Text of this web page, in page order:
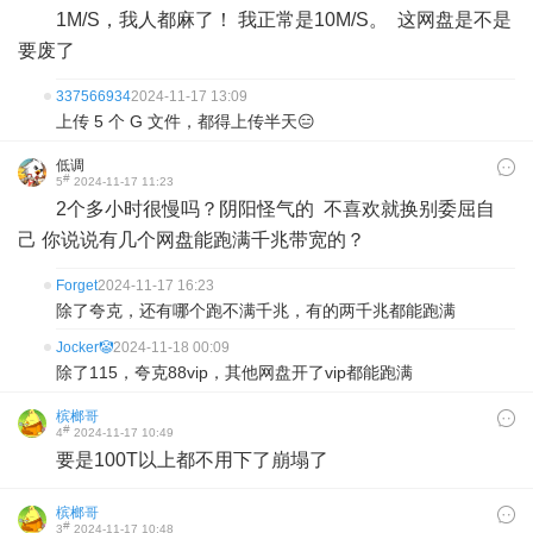
1M/S，我人都麻了！ 我正常是10M/S。 这网盘是不是
要废了
3375669342024-11-17 13:09
上传 5 个 G 文件，都得上传半天😑
低调
5# 2024-11-17 11:23
2个多小时很慢吗？阴阳怪气的 不喜欢就换别委屈自
己 你说说有几个网盘能跑满千兆带宽的？
Forget2024-11-17 16:23
除了夸克，还有哪个跑不满千兆，有的两千兆都能跑满
Jocker🤡2024-11-18 00:09
除了115，夸克88vip，其他网盘开了vip都能跑满
槟榔哥
4# 2024-11-17 10:49
要是100T以上都不用下了崩塌了
槟榔哥
3# 2024-11-17 10:48